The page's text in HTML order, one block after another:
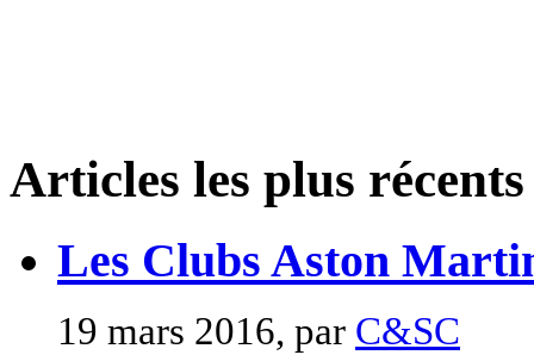
Articles les plus récents
Les Clubs Aston
19 mars 2016, par C&SC